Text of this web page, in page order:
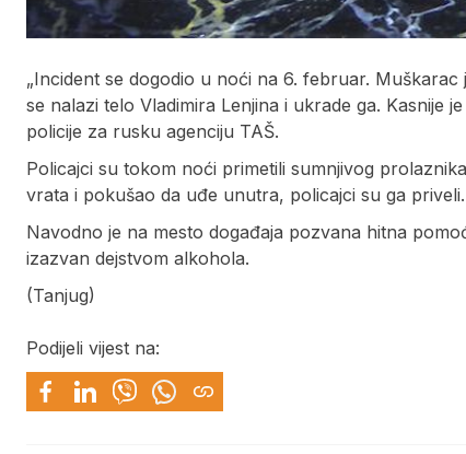
„Incident se dogodio u noći na 6. februar.
se nalazi telo Vladimira Lenjina i ukrade ga. Kasnije
policije za rusku agenciju TAŠ.
Policajci su tokom noći primetili sumnjivog
vrata i pokušao da uđe unutra, policajci su ga priveli.
Navodno je na mesto događaja pozvana hitna
izazvan dejstvom alkohola.
(Tanjug)
Podijeli vijest na: